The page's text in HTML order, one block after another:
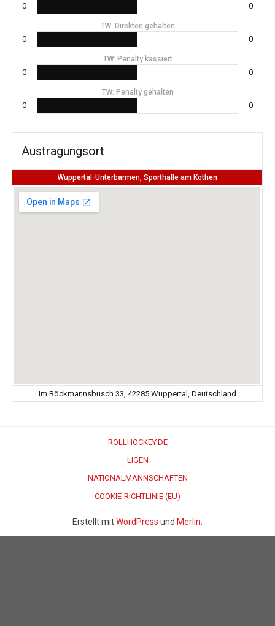
0 0
TW: Direkten gehalten
0 0
TW: Penalty kassiert
0 0
TW: Penalty gehalten
0 0
Austragungsort
Wuppertal-Unterbarmen, Sporthalle am Kothen
Im Böckmannsbusch 33, 42285 Wuppertal, Deutschland
ROLLHOCKEY.DE
LIGEN
NATIONALMANNSCHAFTEN
COOKIE-RICHTLINIE (EU)
Erstellt mitWordPress und Merlin